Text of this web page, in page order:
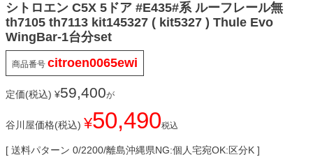
シトロエン C5X 5ドア #E435#系 ルーフレール無
th7105 th7113 kit145327 ( kit5327 ) Thule Evo
WingBar-1台分set
商品番号 citroen0065ewi
定価(税込) ¥59,400が
谷川屋価格(税込) ¥50,490税込
送料パターン 0/2200/離島沖縄県NG:個人宅宛OK:区分K